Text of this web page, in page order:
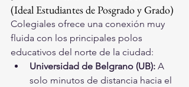
(Ideal Estudiantes de Posgrado y Grado)
Colegiales ofrece una conexión muy
fluida con los principales polos
educativos del norte de la ciudad:
Universidad de Belgrano (UB): A
solo minutos de distancia hacia el